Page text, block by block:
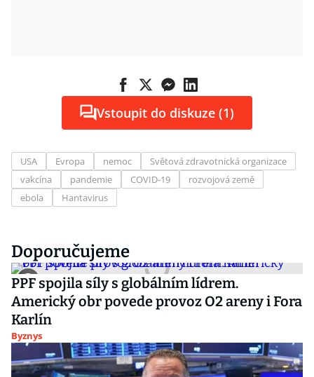
Vstoupit do diskuze (1)
USA Evropa nemoc
Světová zdravotnická organizace
vakcína
pandemie COVID-19
rozvojová země
ebola
Hantavirus
Doporučujeme
PPF spojila síly s globálním lídrem.
Americký obr povede provoz O2 areny i Fora
Karlín
Byznys